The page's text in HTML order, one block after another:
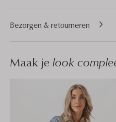
Bezorgen & retourneren
Maak je look